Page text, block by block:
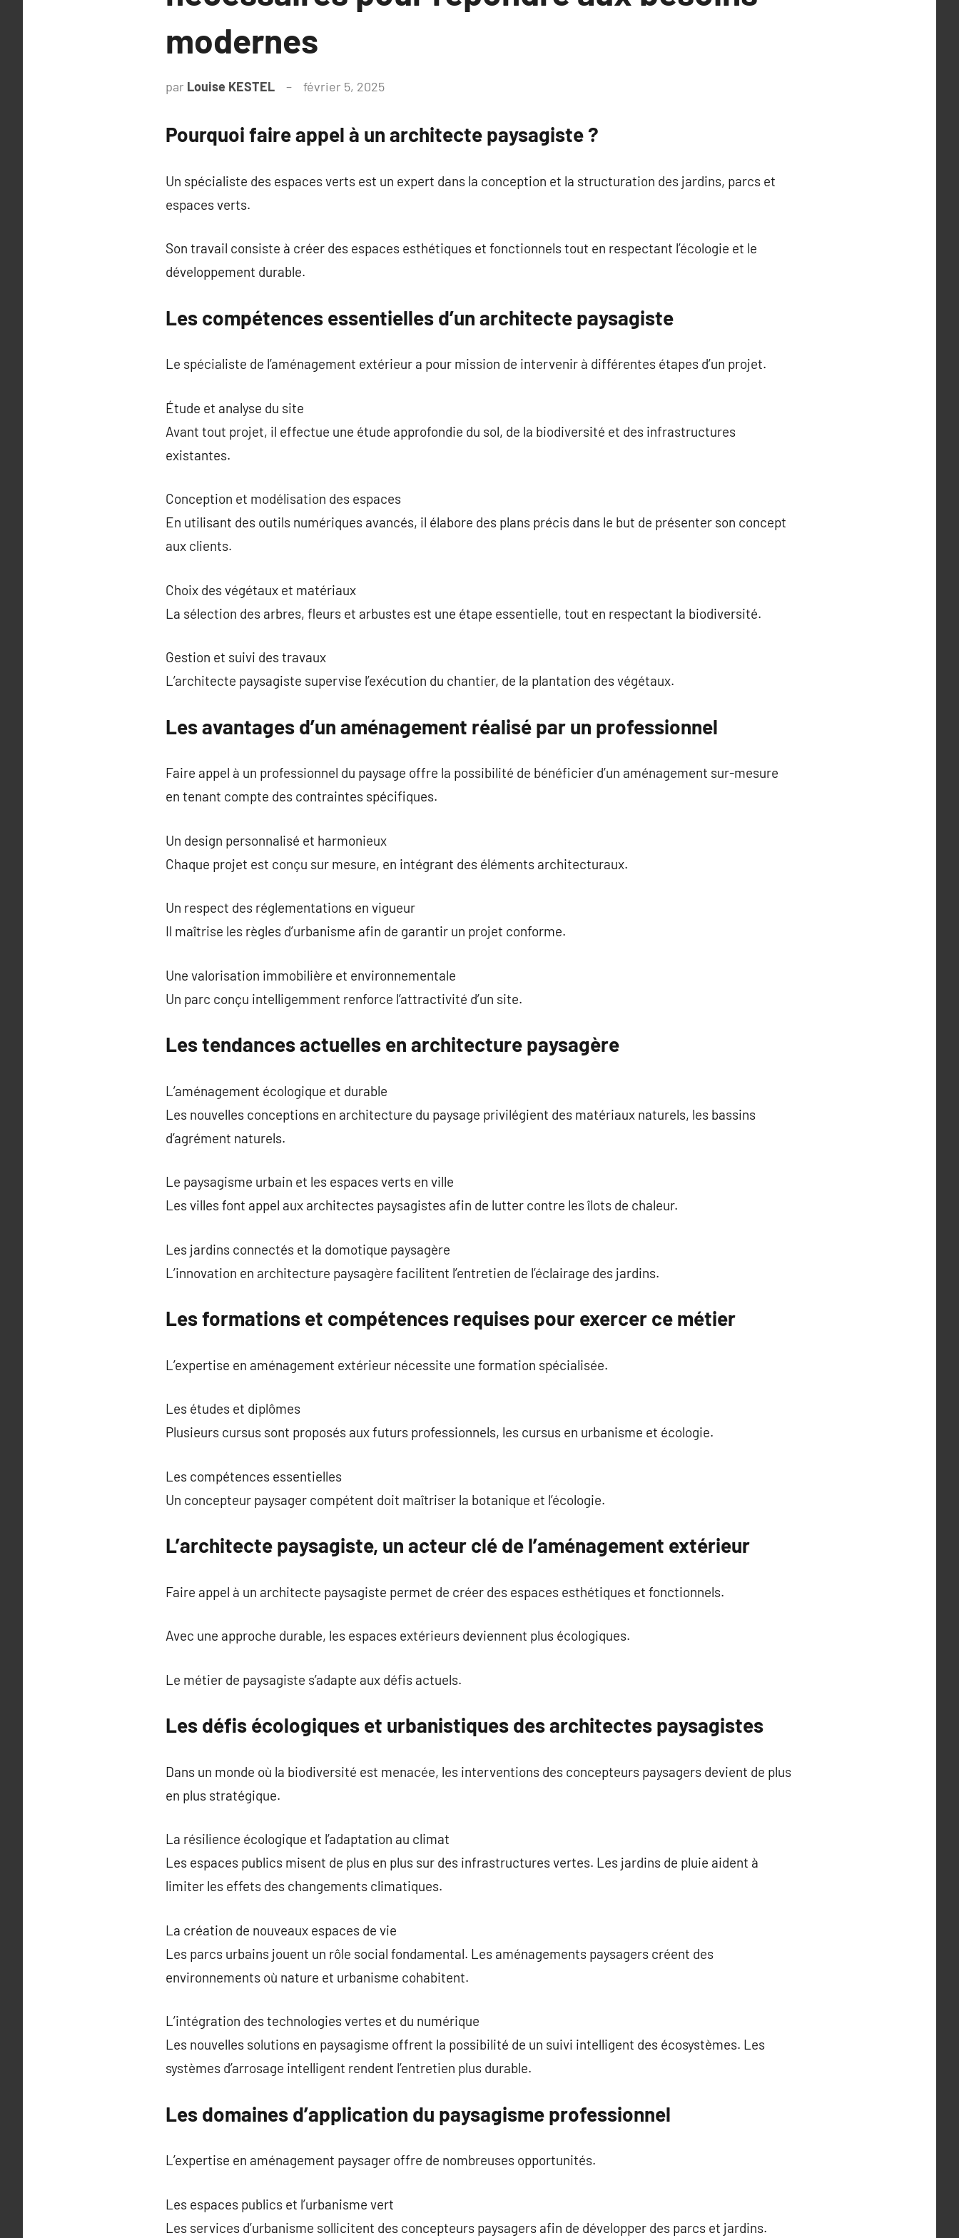
modernes
par Louise KESTEL février 5, 2025
Pourquoi faire appel à un architecte paysagiste ?
Un spécialiste des espaces verts est un expert dans la conception et la structuration des jardins, parcs et
espaces verts.
Son travail consiste à créer des espaces esthétiques et fonctionnels tout en respectant l’écologie et le
développement durable.
Les compétences essentielles d’un architecte paysagiste
Le spécialiste de l’aménagement extérieur a pour mission de intervenir à différentes étapes d’un projet.
Étude et analyse du site
Avant tout projet, il effectue une étude approfondie du sol, de la biodiversité et des infrastructures
existantes.
Conception et modélisation des espaces
En utilisant des outils numériques avancés, il élabore des plans précis dans le but de présenter son concept
aux clients.
Choix des végétaux et matériaux
La sélection des arbres, fleurs et arbustes est une étape essentielle, tout en respectant la biodiversité.
Gestion et suivi des travaux
L’architecte paysagiste supervise l’exécution du chantier, de la plantation des végétaux.
Les avantages d’un aménagement réalisé par un professionnel
Faire appel à un professionnel du paysage offre la possibilité de bénéficier d’un aménagement sur-mesure
en tenant compte des contraintes spécifiques.
Un design personnalisé et harmonieux
Chaque projet est conçu sur mesure, en intégrant des éléments architecturaux.
Un respect des réglementations en vigueur
Il maîtrise les règles d’urbanisme afin de garantir un projet conforme.
Une valorisation immobilière et environnementale
Un parc conçu intelligemment renforce l’attractivité d’un site.
Les tendances actuelles en architecture paysagère
L’aménagement écologique et durable
Les nouvelles conceptions en architecture du paysage privilégient des matériaux naturels, les bassins
d’agrément naturels.
Le paysagisme urbain et les espaces verts en ville
Les villes font appel aux architectes paysagistes afin de lutter contre les îlots de chaleur.
Les jardins connectés et la domotique paysagère
L’innovation en architecture paysagère facilitent l’entretien de l’éclairage des jardins.
Les formations et compétences requises pour exercer ce métier
L’expertise en aménagement extérieur nécessite une formation spécialisée.
Les études et diplômes
Plusieurs cursus sont proposés aux futurs professionnels, les cursus en urbanisme et écologie.
Les compétences essentielles
Un concepteur paysager compétent doit maîtriser la botanique et l’écologie.
L’architecte paysagiste, un acteur clé de l’aménagement extérieur
Faire appel à un architecte paysagiste permet de créer des espaces esthétiques et fonctionnels.
Avec une approche durable, les espaces extérieurs deviennent plus écologiques.
Le métier de paysagiste s’adapte aux défis actuels.
Les défis écologiques et urbanistiques des architectes paysagistes
Dans un monde où la biodiversité est menacée, les interventions des concepteurs paysagers devient de plus
en plus stratégique.
La résilience écologique et l’adaptation au climat
Les espaces publics misent de plus en plus sur des infrastructures vertes. Les jardins de pluie aident à
limiter les effets des changements climatiques.
La création de nouveaux espaces de vie
Les parcs urbains jouent un rôle social fondamental. Les aménagements paysagers créent des
environnements où nature et urbanisme cohabitent.
L’intégration des technologies vertes et du numérique
Les nouvelles solutions en paysagisme offrent la possibilité de un suivi intelligent des écosystèmes. Les
systèmes d’arrosage intelligent rendent l’entretien plus durable.
Les domaines d’application du paysagisme professionnel
L’expertise en aménagement paysager offre de nombreuses opportunités.
Les espaces publics et l’urbanisme vert
Les services d’urbanisme sollicitent des concepteurs paysagers afin de développer des parcs et jardins.